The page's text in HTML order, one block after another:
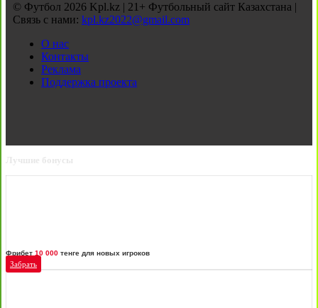
© Футбол 2026 Kpl.kz | 21+ Футбольный сайт Казахстана |
Связь с нами: kpl.kz2022@gmail.com
О нас
Контакты
Реклама
Поддержка проекта
Лучшие бонусы
Фрибет 10 000 тенге для новых игроков
Забрать